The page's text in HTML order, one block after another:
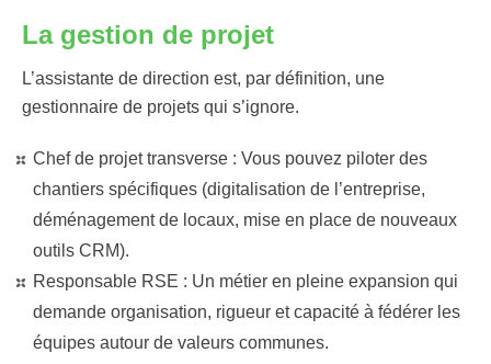
La gestion de projet
L’assistante de direction est, par définition, une
gestionnaire de projets qui s’ignore.
Chef de projet transverse : Vous pouvez piloter des
chantiers spécifiques (digitalisation de l’entreprise,
déménagement de locaux, mise en place de nouveaux
outils CRM).
Responsable RSE : Un métier en pleine expansion qui
demande organisation, rigueur et capacité à fédérer les
équipes autour de valeurs communes.